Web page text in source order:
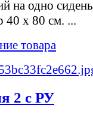
на одно
40 x 80 см. ...
товара
2 с РУ